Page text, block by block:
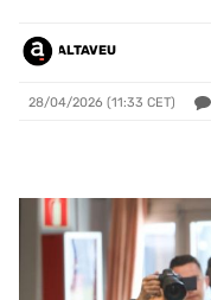
ALTAVEU
28/04/2026 (11:33 CET)